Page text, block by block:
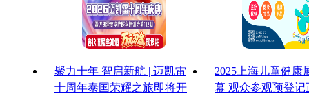
聚力十年 智启新航 | 迈凯雷
十周年泰国荣耀之旅即将开
2025上海儿童健康
幕 观众参观预登记